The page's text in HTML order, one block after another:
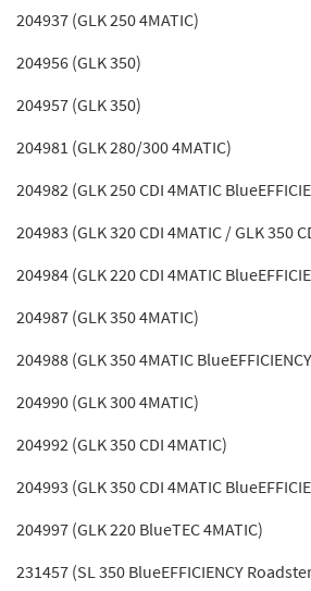
204937 (GLK 250 4MATIC)
204956 (GLK 350)
204957 (GLK 350)
204981 (GLK 280/300 4MATIC)
204982 (GLK 250 CDI 4MATIC
204983 (GLK 320 CDI 4MATIC / GLK 350
204984 (GLK 220 CDI 4MATIC
204987 (GLK 350 4MATIC)
204988 (GLK 350 4MATIC
204990 (GLK 300 4MATIC)
204992 (GLK 350 CDI 4MATIC)
204993 (GLK 350 CDI 4MATIC
204997 (GLK 220 BlueTEC 4MATIC)
231457 (SL 350 BlueEFFICIENCY